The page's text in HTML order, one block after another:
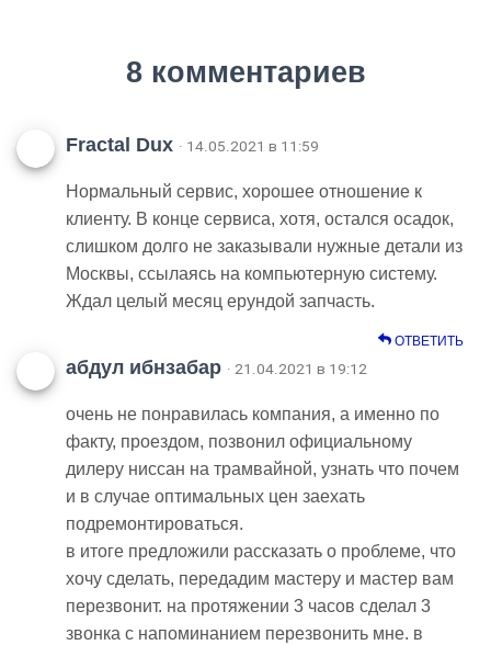
8 комментариев
Fractal Dux · 14.05.2021 в 11:59
Нормальный сервис, хорошее отношение к
клиенту. В конце сервиса, хотя, остался осадок,
слишком долго не заказывали нужные детали из
Москвы, ссылаясь на компьютерную систему.
Ждал целый месяц ерундой запчасть.
ОТВЕТИТЬ
абдул ибнзабар · 21.04.2021 в 19:12
очень не понравилась компания, а именно по
факту, проездом, позвонил официальному
дилеру ниссан на трамвайной, узнать что почем
и в случае оптимальных цен заехать
подремонтироваться.
в итоге предложили рассказать о проблеме, что
хочу сделать, передадим мастеру и мастер вам
перезвонит. на протяжении 3 часов сделал 3
звонка с напоминанием перезвонить мне. в